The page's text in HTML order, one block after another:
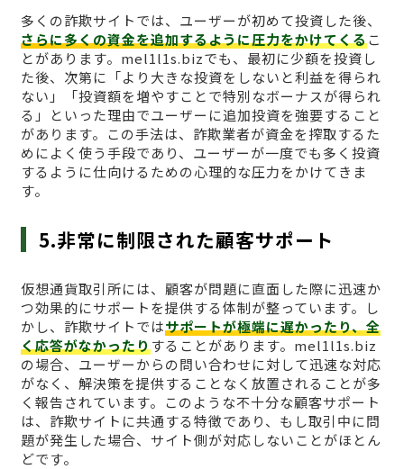
多くの詐欺サイトでは、ユーザーが初めて投資した後、
さらに多くの資金を追加するように圧力をかけてくるこ
とがあります。mel1l1s.bizでも、最初に少額を投資し
た後、次第に「より大きな投資をしないと利益を得られ
ない」「投資額を増やすことで特別なボーナスが得られ
る」といった理由でユーザーに追加投資を強要すること
があります。この手法は、詐欺業者が資金を搾取するた
めによく使う手段であり、ユーザーが一度でも多く投資
するように仕向けるための心理的な圧力をかけてきま
す。
5.非常に制限された顧客サポート
仮想通貨取引所には、顧客が問題に直面した際に迅速か
つ効果的にサポートを提供する体制が整っています。し
かし、詐欺サイトではサポートが極端に遅かったり、全
く応答がなかったりすることがあります。mel1l1s.biz
の場合、ユーザーからの問い合わせに対して迅速な対応
がなく、解決策を提供することなく放置されることが多
く報告されています。このような不十分な顧客サポート
は、詐欺サイトに共通する特徴であり、もし取引中に問
題が発生した場合、サイト側が対応しないことがほとん
どです。